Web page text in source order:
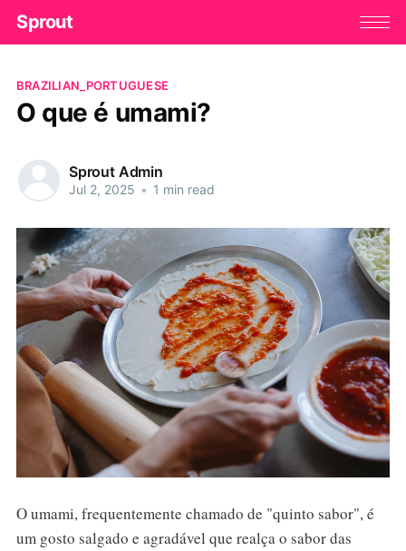
Sprout
BRAZILIAN_PORTUGUESE
O que é umami?
Sprout Admin
Jul 2, 2025 • 1 min read
O umami, frequentemente chamado de "quinto sabor", é
um gosto salgado e agradável que realça o sabor das